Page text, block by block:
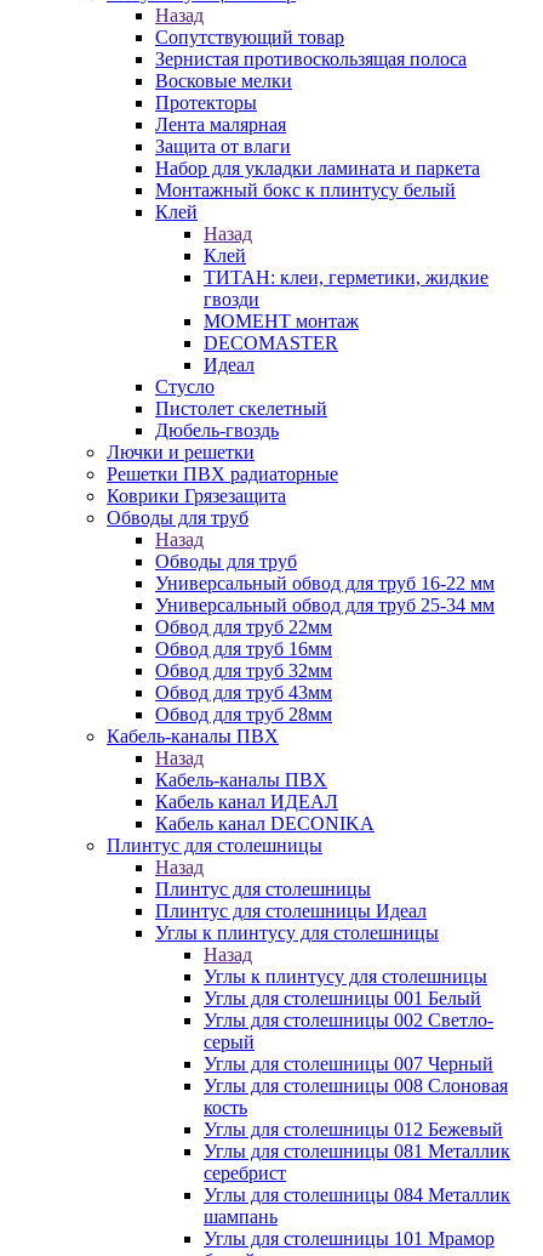
Назад
Сопутствующий товар
Зернистая противоскользящая полоса
Восковые мелки
Протекторы
Лента малярная
Защита от влаги
Набор для укладки ламината и паркета
Монтажный бокс к плинтусу белый
Клей
Назад
Клей
ТИТАН: клеи, герметики, жидкие
гвозди
МОМЕНТ монтаж
DECOMASTER
Идеал
Стусло
Пистолет скелетный
Дюбель-гвоздь
Лючки и решетки
Решетки ПВХ радиаторные
Коврики Грязезащита
Обводы для труб
Назад
Обводы для труб
Универсальный обвод для труб 16-22 мм
Универсальный обвод для труб 25-34 мм
Обвод для труб 22мм
Обвод для труб 16мм
Обвод для труб 32мм
Обвод для труб 43мм
Обвод для труб 28мм
Кабель-каналы ПВХ
Назад
Кабель-каналы ПВХ
Кабель канал ИДЕАЛ
Кабель канал DECONIKA
Плинтус для столешницы
Назад
Плинтус для столешницы
Плинтус для столешницы Идеал
Углы к плинтусу для столешницы
Назад
Углы к плинтусу для столешницы
Углы для столешницы 001 Белый
Углы для столешницы 002 Светло-
серый
Углы для столешницы 007 Черный
Углы для столешницы 008 Слоновая
кость
Углы для столешницы 012 Бежевый
Углы для столешницы 081 Металлик
серебрист
Углы для столешницы 084 Металлик
шампань
Углы для столешницы 101 Мрамор